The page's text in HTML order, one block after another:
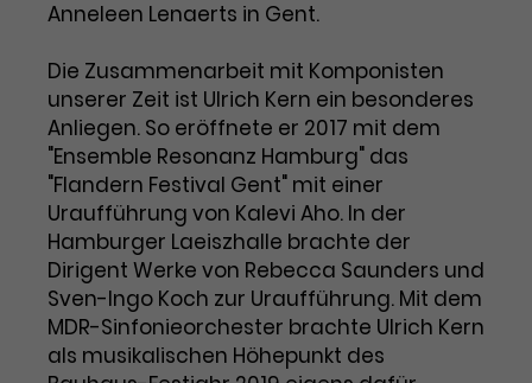
Anneleen Lenaerts in Gent.
Die Zusammenarbeit mit Komponisten
unserer Zeit ist Ulrich Kern ein besonderes
Anliegen. So eröffnete er 2017 mit dem
"Ensemble Resonanz Hamburg" das
"Flandern Festival Gent" mit einer
Uraufführung von Kalevi Aho. In der
Hamburger Laeiszhalle brachte der
Dirigent Werke von Rebecca Saunders und
Sven-Ingo Koch zur Uraufführung. Mit dem
MDR-Sinfonieorchester brachte Ulrich Kern
als musikalischen Höhepunkt des